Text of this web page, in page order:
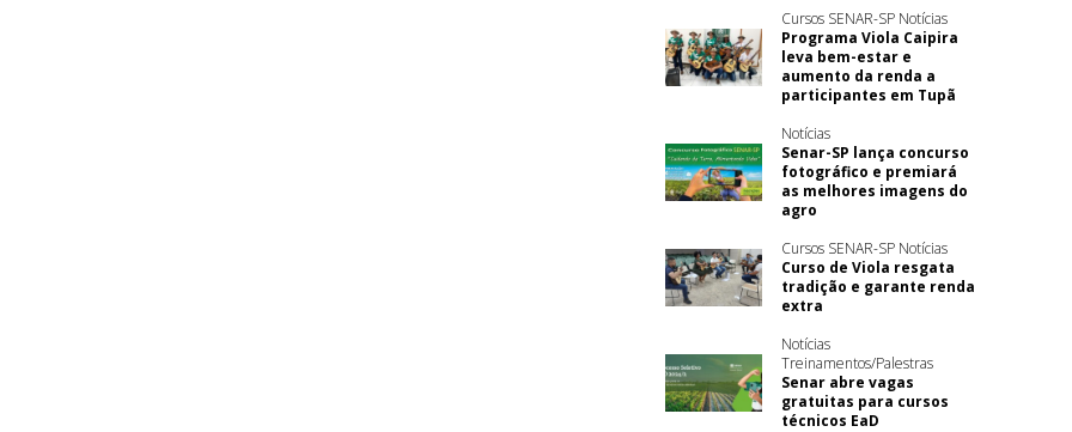
Cursos SENAR-SP Notícias
Programa Viola Caipira
leva bem-estar e
aumento da renda a
participantes em Tupã
Notícias
Senar-SP lança concurso
fotográfico e premiará
as melhores imagens do
agro
Cursos SENAR-SP Notícias
Curso de Viola resgata
tradição e garante renda
extra
Notícias
Treinamentos/Palestras
Senar abre vagas
gratuitas para cursos
técnicos EaD